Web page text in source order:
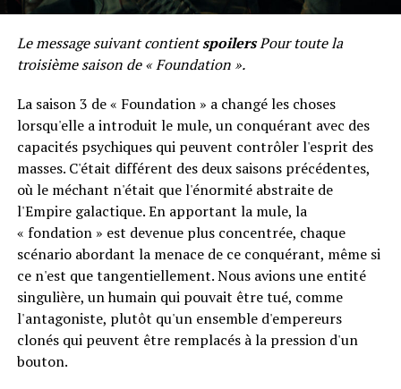
Le message suivant contientspoilersPour toute la
troisième saison de « Foundation ».
La saison 3 de « Foundation » a changé les choses
lorsqu'elle a introduit le mule, un conquérant avec des
capacités psychiques qui peuvent contrôler l'esprit des
masses. C'était différent des deux saisons précédentes,
où le méchant n'était que l'énormité abstraite de
l'Empire galactique. En apportant la mule, la
« fondation » est devenue plus concentrée, chaque
scénario abordant la menace de ce conquérant, même si
ce n'est que tangentiellement. Nous avions une entité
singulière, un humain qui pouvait être tué, comme
l'antagoniste, plutôt qu'un ensemble d'empereurs
clonés qui peuvent être remplacés à la pression d'un
bouton.